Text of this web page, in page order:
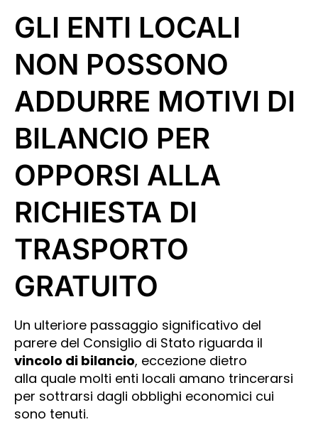
GLI ENTI LOCALI
NON POSSONO
ADDURRE MOTIVI DI
BILANCIO PER
OPPORSI ALLA
RICHIESTA DI
TRASPORTO
GRATUITO
Un ulteriore passaggio significativo del
parere del Consiglio di Stato riguarda il
vincolo di bilancio, eccezione dietro
alla quale molti enti locali amano trincerarsi
per sottrarsi dagli obblighi economici cui
sono tenuti.